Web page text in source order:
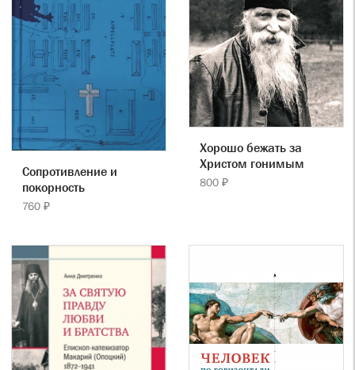
Сопротивление и
покорность
760 ₽
Хорошо бежать за
Христом гонимым
800 ₽